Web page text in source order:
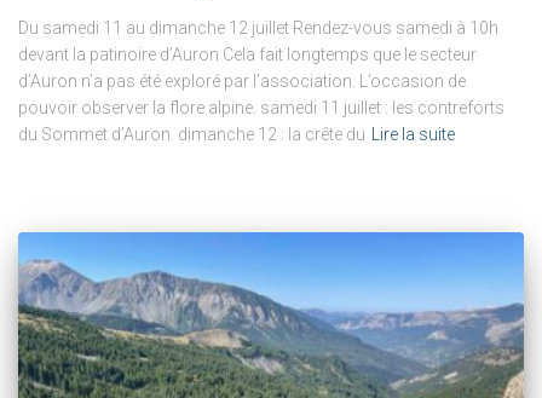
Du samedi 11 au dimanche 12 juillet Rendez-vous samedi à 10h
devant la patinoire d’Auron Cela fait longtemps que le secteur
d’Auron n’a pas été exploré par l’association. L’occasion de
pouvoir observer la flore alpine. samedi 11 juillet : les contreforts
du Sommet d’Auron. dimanche 12 : la crête du
Lire la suite